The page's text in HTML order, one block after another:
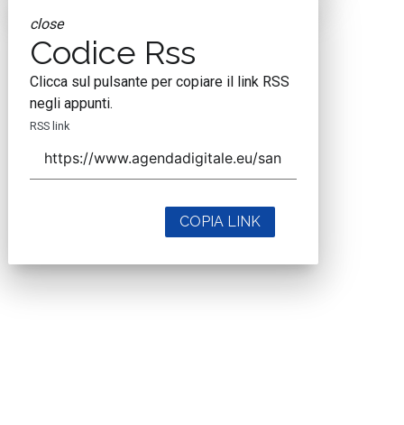
close
Codice Rss
Clicca sul pulsante per copiare il link RSS
negli appunti.
RSS link
COPIA LINK